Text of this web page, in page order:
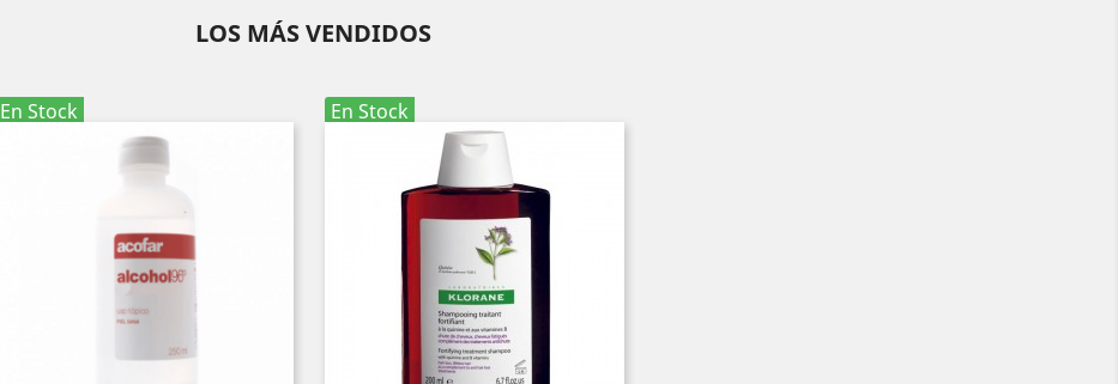
LOS MÁS VENDIDOS
En Stock En Stock